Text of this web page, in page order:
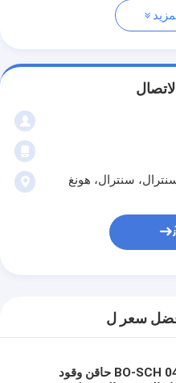
كوينز رود سنترال، سنترال، هونغ
سعر ل
0445110646 BO-SCH حاقن وقود